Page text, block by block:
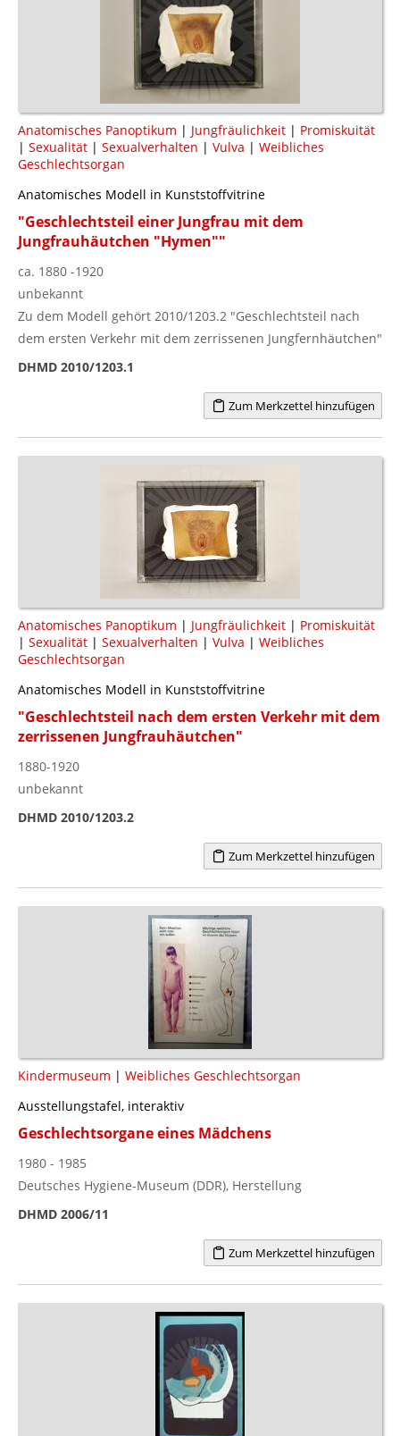
Anatomisches Panoptikum | Jungfräulichkeit | Promiskuität
| Sexualität | Sexualverhalten | Vulva | Weibliches
Geschlechtsorgan
Anatomisches Modell in Kunststoffvitrine
"Geschlechtsteil einer Jungfrau mit dem
Jungfrauhäutchen "Hymen""
ca. 1880 -1920
unbekannt
Zu dem Modell gehört 2010/1203.2 "Geschlechtsteil nach
dem ersten Verkehr mit dem zerrissenen Jungfernhäutchen"
DHMD 2010/1203.1
Zum Merkzettel hinzufügen
Anatomisches Panoptikum | Jungfräulichkeit | Promiskuität
| Sexualität | Sexualverhalten | Vulva | Weibliches
Geschlechtsorgan
Anatomisches Modell in Kunststoffvitrine
"Geschlechtsteil nach dem ersten Verkehr mit dem
zerrissenen Jungfrauhäutchen"
1880-1920
unbekannt
DHMD 2010/1203.2
Zum Merkzettel hinzufügen
Kindermuseum | Weibliches Geschlechtsorgan
Ausstellungstafel, interaktiv
Geschlechtsorgane eines Mädchens
1980 - 1985
Deutsches Hygiene-Museum (DDR), Herstellung
DHMD 2006/11
Zum Merkzettel hinzufügen